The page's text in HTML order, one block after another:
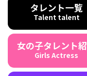
タレント一覧
Talent talent
女の子タレント
Girls Actress